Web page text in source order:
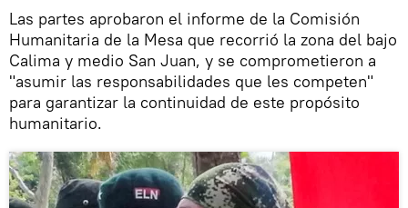
Las partes aprobaron el informe de la Comisión
Humanitaria de la Mesa que recorrió la zona del bajo
Calima y medio San Juan, y se comprometieron a
"asumir las responsabilidades que les competen"
para garantizar la continuidad de este propósito
humanitario.